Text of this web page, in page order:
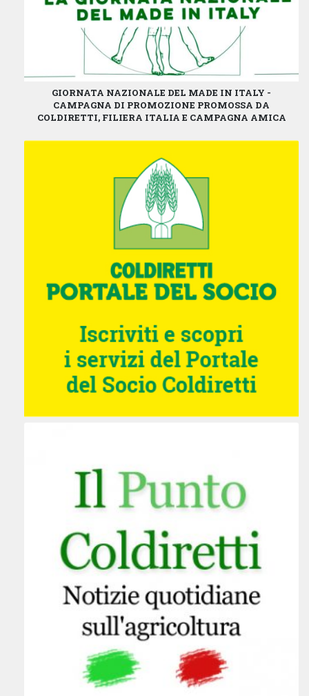
GIORNATA NAZIONALE DEL MADE IN ITALY -
CAMPAGNA DI PROMOZIONE PROMOSSA DA
COLDIRETTI, FILIERA ITALIA E CAMPAGNA AMICA